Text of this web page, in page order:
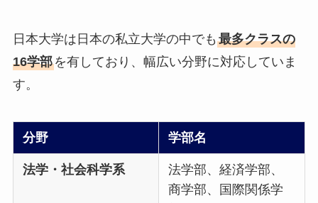
日本大学は日本の私立大学の中でも 最多クラスの
16学部を有しており、幅広い分野に対応していま
す。
分野 学部名
法学・社会科学系
法学部、経済学部、
商学部、国際関係学